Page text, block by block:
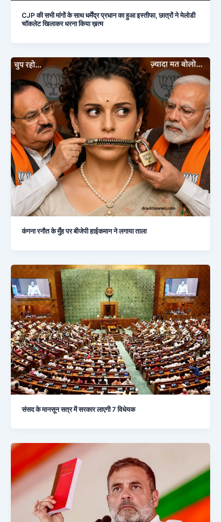
CJP की सभी मांगों के साथ धर्मेंद्र प्रधान का हुआ इस्तीफा, छात्रों ने मेलोडी
चॉकलेट खिलाकर धरना किया ख़त्म
कंगना रनौत के मुँह पर बीजेपी हाईकमान ने लगाया ताला
संसद के मानसून सत्र में सरकार लाएगी 7 विधेयक